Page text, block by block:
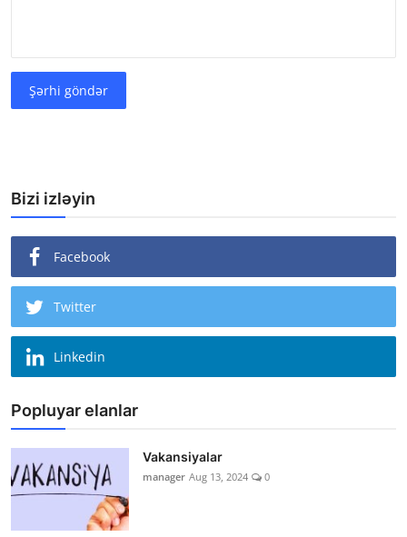
Şərhi göndər
Bizi izləyin
Facebook
Twitter
Linkedin
Popluyar elanlar
Vakansiyalar
manager Aug 13, 2024 0